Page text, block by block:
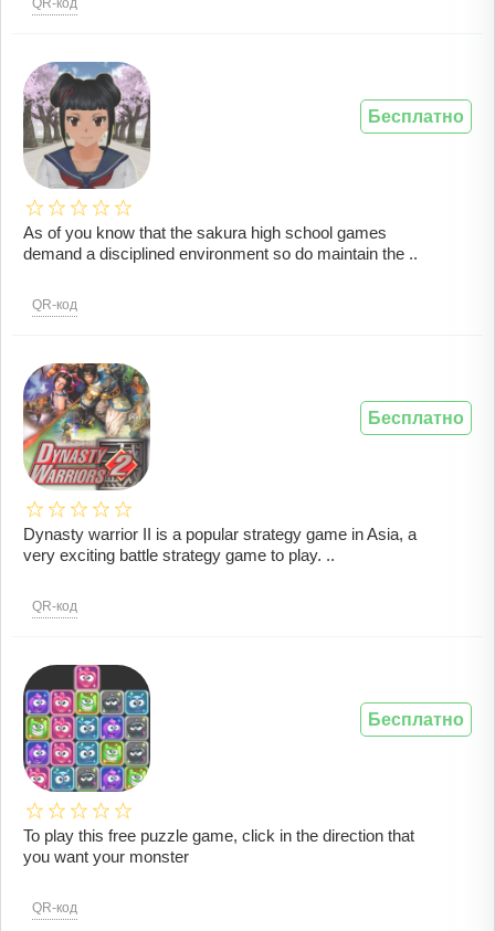
QR-код
As of you know that the sakura high school games
demand a disciplined environment so do maintain the ..
QR-код
Бесплатно
Dynasty warrior II is a popular strategy game in Asia, a
very exciting battle strategy game to play. ..
QR-код
Бесплатно
To play this free puzzle game, click in the direction that
you want your monster
QR-код
Бесплатно